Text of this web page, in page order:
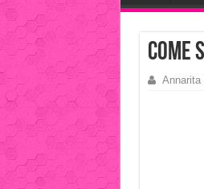
come
Annarita